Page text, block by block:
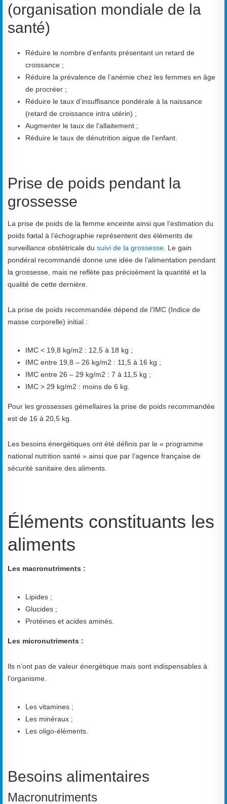
(organisation mondiale de la
santé)
Réduire le nombre d’enfants présentant un retard de
croissance ;
Réduire la prévalence de l’anémie chez les femmes en âge
de procréer ;
Réduire le taux d’insuffisance pondérale à la naissance
(retard de croissance intra utérin) ;
Augmenter le taux de l’allaitement ;
Réduire le taux de dénutrition aigue de l’enfant.
Prise de poids pendant la
grossesse
La prise de poids de la femme enceinte ainsi que l’estimation du
poids fœtal à l’échographie représentent des éléments de
surveillance obstétricale du suivi de la grossesse . Le gain
pondéral recommandé donne une idée de l’alimentation pendant
la grossesse, mais ne reflète pas précisément la quantité et la
qualité de cette dernière.
La prise de poids recommandée dépend de l’IMC (Indice de
masse corporelle) initial :
IMC < 19,8 kg/m2 : 12,5 à 18 kg ;
IMC entre 19,8 – 26 kg/m2 : 11,5 à 16 kg ;
IMC entre 26 – 29 kg/m2 : 7 à 11,5 kg ;
IMC > 29 kg/m2 : moins de 6 kg.
Pour les grossesses gémellaires la prise de poids recommandée
est de 16 à 20,5 kg.
Les besoins énergétiques ont été définis par le « programme
national nutrition santé » ainsi que par l’agence française de
sécurité sanitaire des aliments.
Éléments constituants les
aliments
Les macronutriments :
Lipides ;
Glucides ;
Protéines et acides aminés.
Les micronutriments :
Ils n’ont pas de valeur énergétique mais sont indispensables à
l’organisme.
Les vitamines ;
Les minéraux ;
Les oligo-éléments.
Besoins alimentaires
Macronutriments